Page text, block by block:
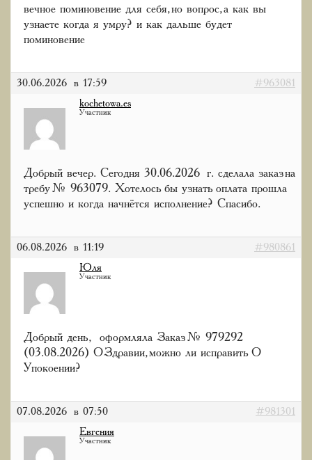
вечное поминовение для себя, но вопрос, а как вы
узнаете когда я умру? и как дальше будет
поминовение
30.06.2026 в 17:59 #963081
kochetowa.es
Участник
Добрый вечер. Сегодня 30.06.2026 г. сделала заказ на
требу № 963079. Хотелось бы узнать оплата прошла
успешно и когда начнётся исполнение? Спасибо.
06.08.2026 в 11:19 #980861
Юля
Участник
Добрый день, оформляла Заказ № 979292
(03.08.2026) О Здравии, можно ли исправить О
Упокоении?
07.08.2026 в 07:50 #981301
Евгения
Участник